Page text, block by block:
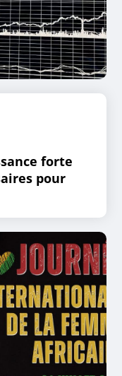
forte
pour